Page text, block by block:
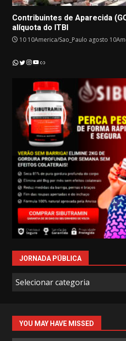
Contribuintes de Aparecida
alíquota do ITBI
10 10America/Sao_Paulo agosto
WhatsApp
Twitter
Instagram
YouTube
Link
JORNADA PÚBLICA
Jornada
Pública
YOU MAY HAVE MISSED